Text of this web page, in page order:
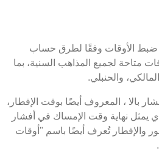
ضبط الأوقات وفقًا لطرق حساب
متاحة لجميع المذاهب السنية، بما
والحنبلي.
، المعروف أيضًا بوقت الإفطار،
الذي يمثل نهاية وقت الإمساك في أفشار
السحور والإفطار تُعرف أيضًا باسم "أوقات